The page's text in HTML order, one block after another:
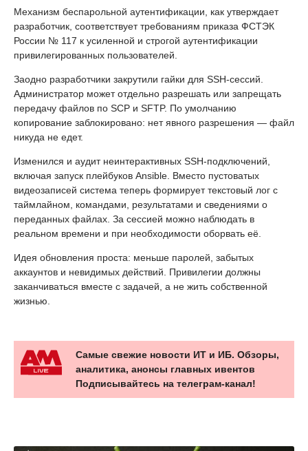
Механизм беспарольной аутентификации, как утверждает
разработчик, соответствует требованиям приказа ФСТЭК
России № 117 к усиленной и строгой аутентификации
привилегированных пользователей.
Заодно разработчики закрутили гайки для SSH-сессий.
Администратор может отдельно разрешать или запрещать
передачу файлов по SCP и SFTP. По умолчанию
копирование заблокировано: нет явного разрешения — файл
никуда не едет.
Изменился и аудит неинтерактивных SSH-подключений,
включая запуск плейбуков Ansible. Вместо пустоватых
видеозаписей система теперь формирует текстовый лог с
таймлайном, командами, результатами и сведениями о
переданных файлах. За сессией можно наблюдать в
реальном времени и при необходимости оборвать её.
Идея обновления проста: меньше паролей, забытых
аккаунтов и невидимых действий. Привилегии должны
заканчиваться вместе с задачей, а не жить собственной
жизнью.
Самые свежие новости ИТ и ИБ. Обзоры,
аналитика, анонсы главных ивентов
Подписывайтесь на телеграм-канал!